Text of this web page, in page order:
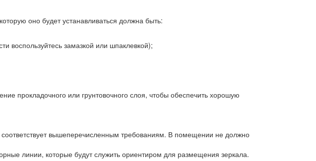
оно будет устанавливаться должна быть:
воспользуйтесь замазкой или шпаклевкой);
прокладочного или грунтовочного слоя, чтобы обеспечить хорошую
соответствует вышеперечисленным требованиям. В помещении не должно
линии, которые будут служить ориентиром для размещения зеркала.